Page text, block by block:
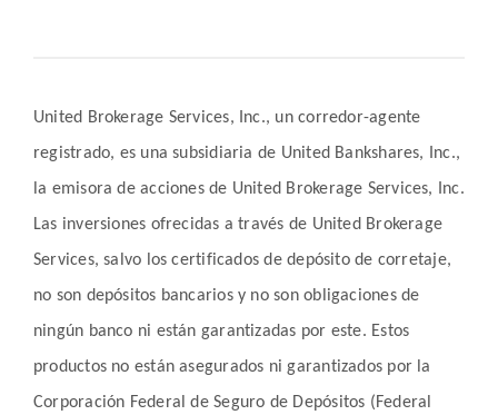
United Brokerage Services, Inc., un corredor-agente
registrado, es una subsidiaria de United Bankshares, Inc.,
la emisora de acciones de United Brokerage Services, Inc.
Las inversiones ofrecidas a través de United Brokerage
Services, salvo los certificados de depósito de corretaje,
no son depósitos bancarios y no son obligaciones de
ningún banco ni están garantizadas por este. Estos
productos no están asegurados ni garantizados por la
Corporación Federal de Seguro de Depósitos (Federal